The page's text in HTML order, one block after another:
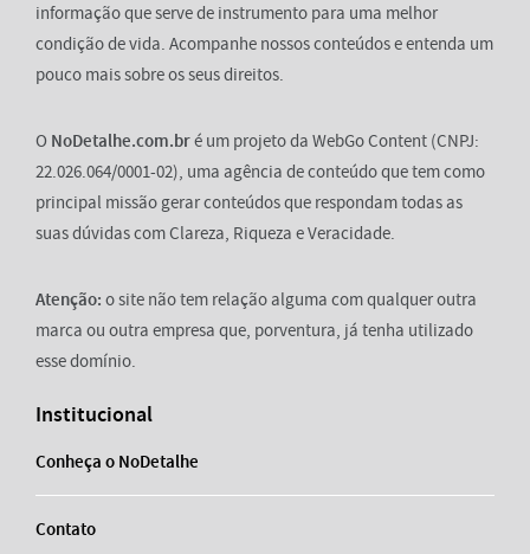
informação que serve de instrumento para uma melhor
condição de vida. Acompanhe nossos conteúdos e entenda um
pouco mais sobre os seus direitos.
O NoDetalhe.com.bré um projeto da WebGo Content (CNPJ:
22.026.064/0001-02), uma agência de conteúdo que tem como
principal missão gerar conteúdos que respondam todas as
suas dúvidas com Clareza, Riqueza e Veracidade.
Atenção: o site não tem relação alguma com qualquer outra
marca ou outra empresa que, porventura, já tenha utilizado
esse domínio.
Institucional
Conheça o NoDetalhe
Contato